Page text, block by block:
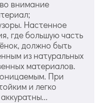
внимание
Настенное
где большую часть
должно быть
из натуральных
материалов.
При
и легко